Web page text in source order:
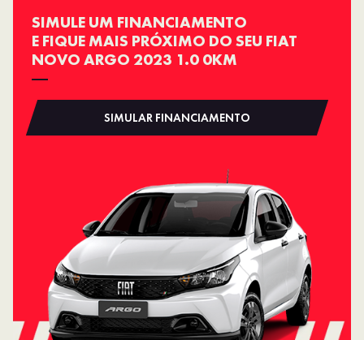
SIMULE UM FINANCIAMENTO
E FIQUE MAIS PRÓXIMO DO SEU FIAT
NOVO ARGO 2023 1.0 0KM
SIMULAR FINANCIAMENTO